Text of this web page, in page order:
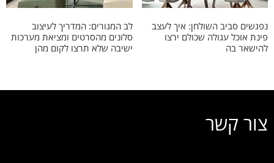
נפגשים סביב השולחן: איך לעצב
פינת אוכל עגולה שכולם ירצו
להישאר בה
לב המגורים: המדריך לעיצוב
סלונים מהסרטים ומציאת מערכות
ישיבה שלא תרצו לקום מהן
צור קשר